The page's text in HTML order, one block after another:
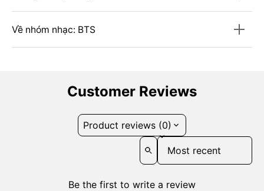
Về nhóm nhạc: BTS
Customer Reviews
Product reviews (0)
Sort reviews by
Be the first to write a review